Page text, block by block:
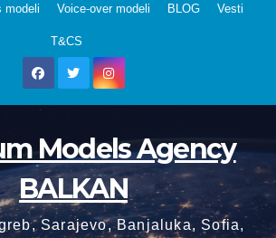
modeli Voice-over modeli BLOG Vesti
T&CS
Models Agency
BALKAN
Sarajevo, Banjaluka, Sofia,